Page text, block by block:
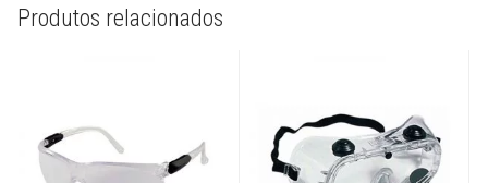
Produtos relacionados